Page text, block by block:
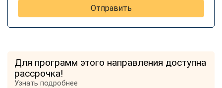
Отправить
Для программ этого направления доступна
рассрочка!
Узнать подробнее